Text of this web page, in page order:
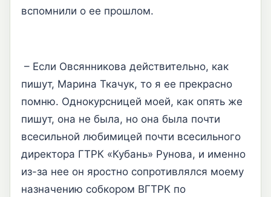
вспомнили о ее прошлом.
– Если Овсянникова действительно, как
пишут, Марина Ткачук, то я ее прекрасно
помню. Однокурсницей моей, как опять же
пишут, она не была, но она была почти
всесильной любимицей почти всесильного
директора ГТРК «Кубань» Рунова, и именно
из-за нее он яростно сопротивлялся моему
назначению собкором ВГТРК по